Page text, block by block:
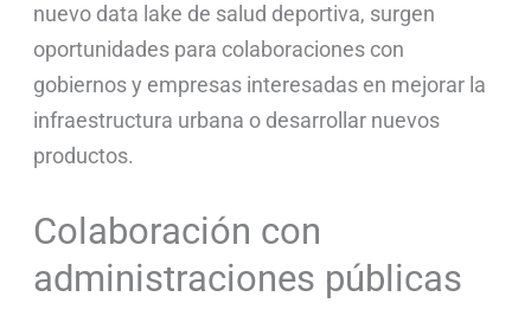
nuevo data lake de salud deportiva, surgen
oportunidades para colaboraciones con
gobiernos y empresas interesadas en mejorar la
infraestructura urbana o desarrollar nuevos
productos.
Colaboración con
administraciones públicas